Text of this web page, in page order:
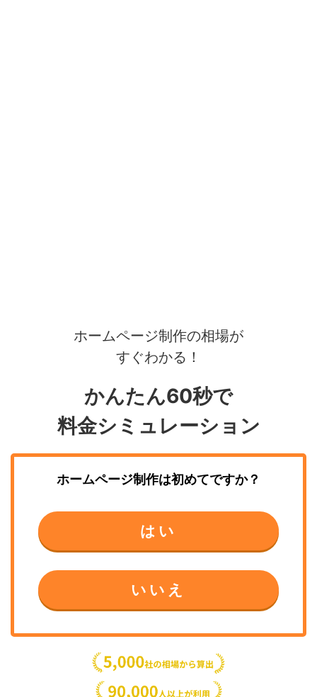
ホームページ制作の相場が
すぐわかる！
かんたん60秒で
料金シミュレーション
ホームページ制作は初めてですか？
はい
いいえ